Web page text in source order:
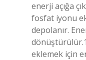
enerji açığa
fosfat iyonu
depolanır.
eklemek için